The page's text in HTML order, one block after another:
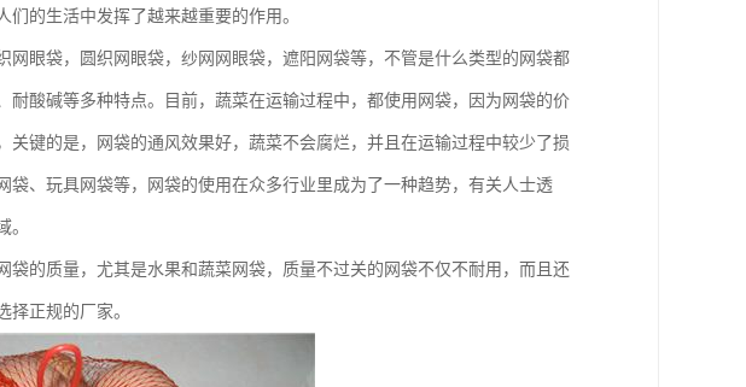
的生活中发挥了越来越重要的作用。
网眼袋，圆织网眼袋，纱网网眼袋，遮阳网袋等，不管是什么类型的网袋都
酸碱等多种特点。目前，蔬菜在运输过程中，都使用网袋，因为网袋的价
键的是，网袋的通风效果好，蔬菜不会腐烂，并且在运输过程中较少了损
、玩具网袋等，网袋的使用在众多行业里成为了一种趋势，有关人士透
。
的质量，尤其是水果和蔬菜网袋，质量不过关的网袋不仅不耐用，而且还
正规的厂家。